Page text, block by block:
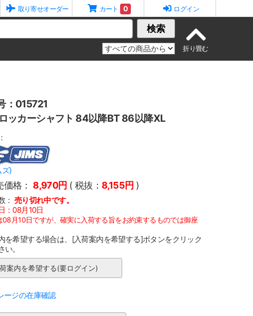
取り寄せオーダー カート 0 ログイン
検索
：015721
ッカーシャフト 84以降BT 86以降XL
)
格： 8,970円 ( 税抜： 8,155円 )
： 売り切れ中です。
：08月10日
08月10日ですが、確実に入荷する旨をお約束するものでは御座
を希望する場合は、[入荷案内を希望する]ボタンをクリック
い。
ージの在庫確認